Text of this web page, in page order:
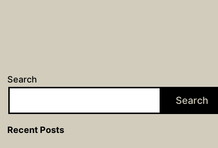
Search
Search
Recent Posts